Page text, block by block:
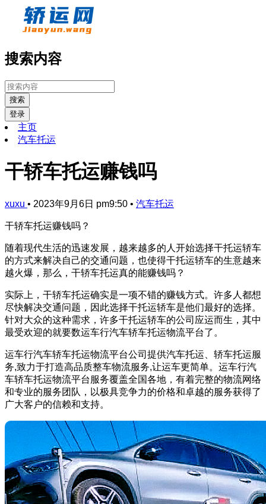
搜索内容
搜索
登录
主页
汽车托运
干轿车托运赚钱吗
xuxu • 2023年9月6日 pm9:50 • 汽车托运
干轿车托运赚钱吗？
随着现代生活的迅速发展，越来越多的人开始选择干托运轿车
的方式来解决自己的交通问题，也使得干托运轿车的生意越来
越火爆，那么，干轿车托运真的能赚钱吗？
实际上，干轿车托运确实是一项不错的赚钱方式。许多人都想
尽快解决交通问题，因此选择干托运轿车是他们最好的选择。
针对大众的这种需求，许多干托运轿车的公司应运而生，其中
最受欢迎的就要数运车行汽车轿车托运物流平台了。
运车行汽车轿车托运物流平台公司提供汽车托运、轿车托运服
务,致力于打造高品质整车物流服务,让运车更简单。运车行汽
车轿车托运物流平台服务覆盖全国各地，有着完整的物流网络
和专业的服务团队，以极具竞争力的价格和卓越的服务获得了
广大客户的信赖和支持。